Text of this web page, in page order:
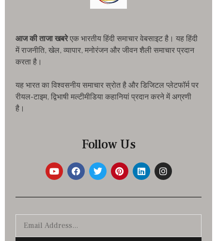
आज की ताजा खबरेएक भारतीय हिंदी समाचार वेबसाइट है। यह हिंदी
में राजनीति, खेल, व्यापार, मनोरंजन और जीवन शैली समाचार प्रदान
करता है।
यह भारत का विश्वसनीय समाचार स्रोत है और डिजिटल प्लेटफॉर्म पर
रीयल-टाइम, द्विभाषी मल्टीमीडिया कहानियां प्रदान करने में अग्रणी
है।
Follow Us